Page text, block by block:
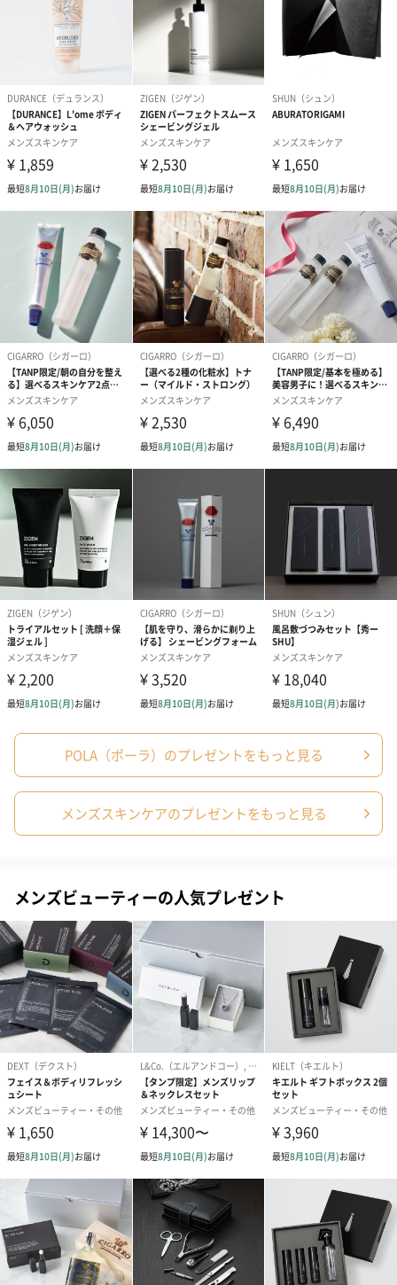
ダンボール装飾（ひま
わり）（720円）
ダンボール装飾（チュ
ーリップ）（720円）
イトピンク×
ト）（580円）
紙袋
お渡し用の紙袋です。
商品に合わせたサイズをお届けします。
あり（280円）
メッセージカード（通常・写真・グリーティング）
誕生日や結婚祝い・出産祝いなど、様々なシーンのメッセージカ
ードを同梱します。
メッセージカードや封筒のデザインは一部変更する場合がありま
す。
写真付きメッセージカ
ード（680円）
写真付きメッセージカ
ード（Thank you）ピ
ンク（680円）
【誕生日】
Birthday ホワ
刷なし）（
ラッピング
ギフトラッピングを施してお届けいたします。
コットン巾着 【誕生
日】（グレー）M（550
円）
コットン巾着 【誕生
日】（スモーキーピン
ク）M（550円）
コットン巾着
とう】 M（
のしカード
商品の形質上、のしを直接添付できない商品にのし風のカードを
同梱します。
※のし下はご記入いただけません。
※カードのデザインは一部変更する場合があります。
POLA（ポーラ）のプレゼントをもっと見る
メンズスキンケアのプレゼントをもっと見る
メンズビューティーの人気プレゼント